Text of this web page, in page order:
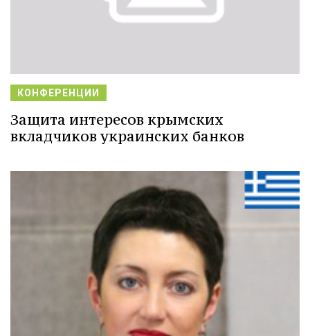
КОНФЕРЕНЦИИ
Защита интересов крымских
вкладчиков украинских банков